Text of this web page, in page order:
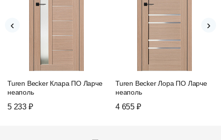
Turen Becker Клара ПО Ларче
неаполь
5 233 ₽
Turen Becker Лора ПО Ларче
неаполь
4 655 ₽
‹ ›